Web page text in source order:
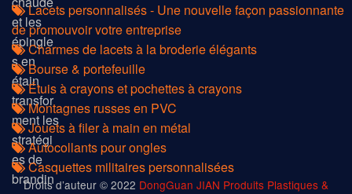
Lacets personnalisés - Une nouvelle façon passionnante
de promouvoir votre entreprise
Charmes de lacets à la broderie élégants
Bourse & portefeuille
Étuis à crayons et pochettes à crayons
Montagnes russes en PVC
Jouets à filer à main en métal
Autocollants pour ongles
Casquettes militaires personnalisées
Droits d’auteur © 2022 DongGuan JIAN Produits Plastiques &